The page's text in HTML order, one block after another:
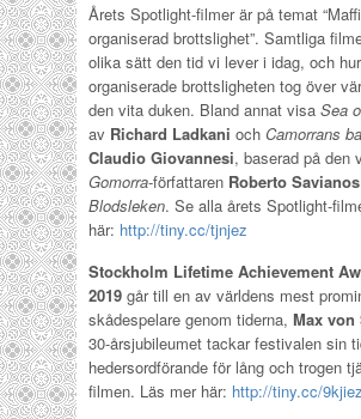
Årets Spotlight-filmer är på temat
organiserad brottslighet”. Samtliga
olika sätt den tid vi lever i idag, och
organiserade brottsligheten tog över
den vita duken. Bland annat visa Sea
av Richard Ladkani och Camorrans
Claudio Giovannesi, baserad på den
Gomorra-författaren Roberto Savianos
Blodsleken. Se alla årets Spotlight-
här: http://tiny.cc/tjnjez
Stockholm Lifetime Achievement
2019 går till en av världens mest
skådespelare genom tiderna, Max von
30-årsjubileumet tackar festivalen sin
hedersordförande för lång och trogen
filmen. Läs mer här: http://tiny.cc/9kjiez